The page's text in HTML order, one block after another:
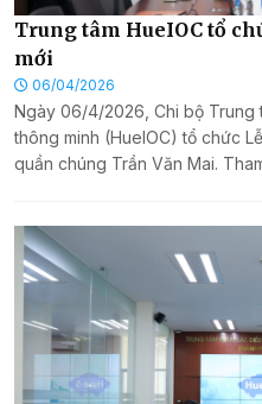
Trung tâm HueIOC tổ
mới
06/04/2026
Ngày 06/4/2026, Chi bộ Trung
thông minh (HueIOC) tổ chức
quần chúng Trần Văn Mai.
Chi bộ Trung tâm HueIOC,
Trung tâm HueIOC.